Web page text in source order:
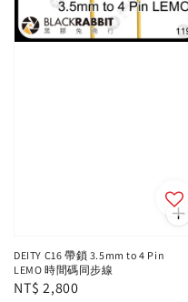
DEITY C16 帶鎖 3.5mm to 4 Pin
LEMO 時間碼同步線
Regular
NT$ 2,800